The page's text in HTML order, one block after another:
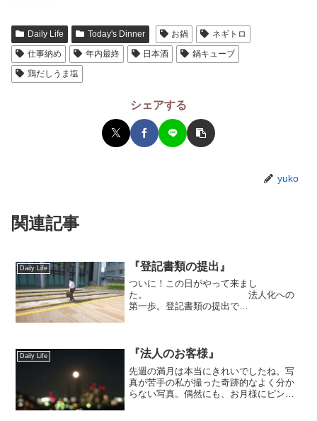
Daily Life Today's Dinner お鍋
ネギトロ
仕事納め
年内最終 日本酒
鍋キューブ
鶏だしうま塩
シェアする
yuko
関連記事
Daily Life 『登記書類の提出』
ついに！この日がやって来まし
た。 法人化への
第一歩。登記書類の提出で
た。 何度も確認
し、不備はないか...
Daily Life 『法人のお客様』
先週の満月は本当にきれいでしたね。写
真が苦手の私が撮った奇跡的なよく分か
らない写真。偶然にも、お月様にピント